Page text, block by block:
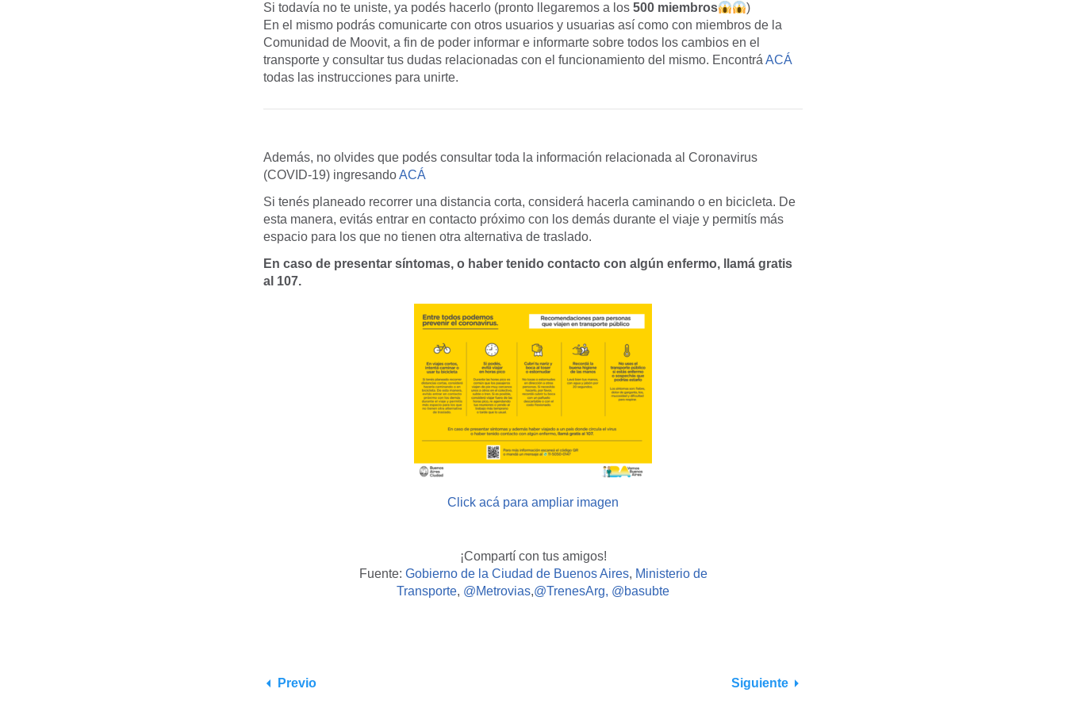
Si todavía no te uniste, ya podés hacerlo (pronto llegaremos a los 500 miembros
)
En el mismo podrás comunicarte con otros usuarios y usuarias así como con miembros de la
Comunidad de Moovit, a fin de poder informar e informarte sobre todos los cambios en el
transporte y consultar tus dudas relacionadas con el funcionamiento del mismo. Encontrá ACÁ
todas las instrucciones para unirte.
Además, no olvides que podés consultar toda la información relacionada al Coronavirus
(COVID-19) ingresandoACÁ
Si tenés planeado recorrer una distancia corta, considerá hacerla caminando o en bicicleta. De
esta manera, evitás entrar en contacto próximo con los demás durante el viaje y permitís más
espacio para los que no tienen otra alternativa de traslado.
En caso de presentar síntomas, o haber tenido contacto con algún enfermo, llamá gratis
al 107.
Click acá para ampliar imagen
¡Compartí con tus amigos!
Fuente: Gobierno de la Ciudad de Buenos Aires, Ministerio de
Transporte, @Metrovias,@TrenesArg, @basubte
Previo Siguiente